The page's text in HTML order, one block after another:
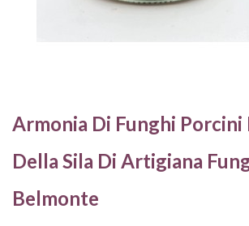
Armonia Di Funghi Porcini
Della Sila Di Artigiana
Belmonte